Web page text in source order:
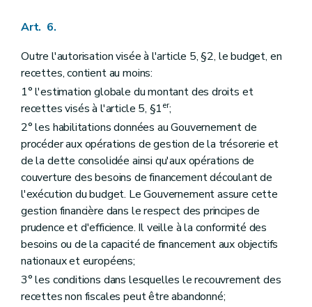
Art. 6.
Outre l'autorisation visée à l'article 5, §2, le budget, en
recettes, contient au moins:
1° l'estimation globale du montant des droits et
recettes visés à l'article 5, §1er;
2° les habilitations données au Gouvernement de
procéder aux opérations de gestion de la trésorerie et
de la dette consolidée ainsi qu'aux opérations de
couverture des besoins de financement découlant de
l'exécution du budget. Le Gouvernement assure cette
gestion financière dans le respect des principes de
prudence et d'efficience. Il veille à la conformité des
besoins ou de la capacité de financement aux objectifs
nationaux et européens;
3° les conditions dans lesquelles le recouvrement des
recettes non fiscales peut être abandonné;